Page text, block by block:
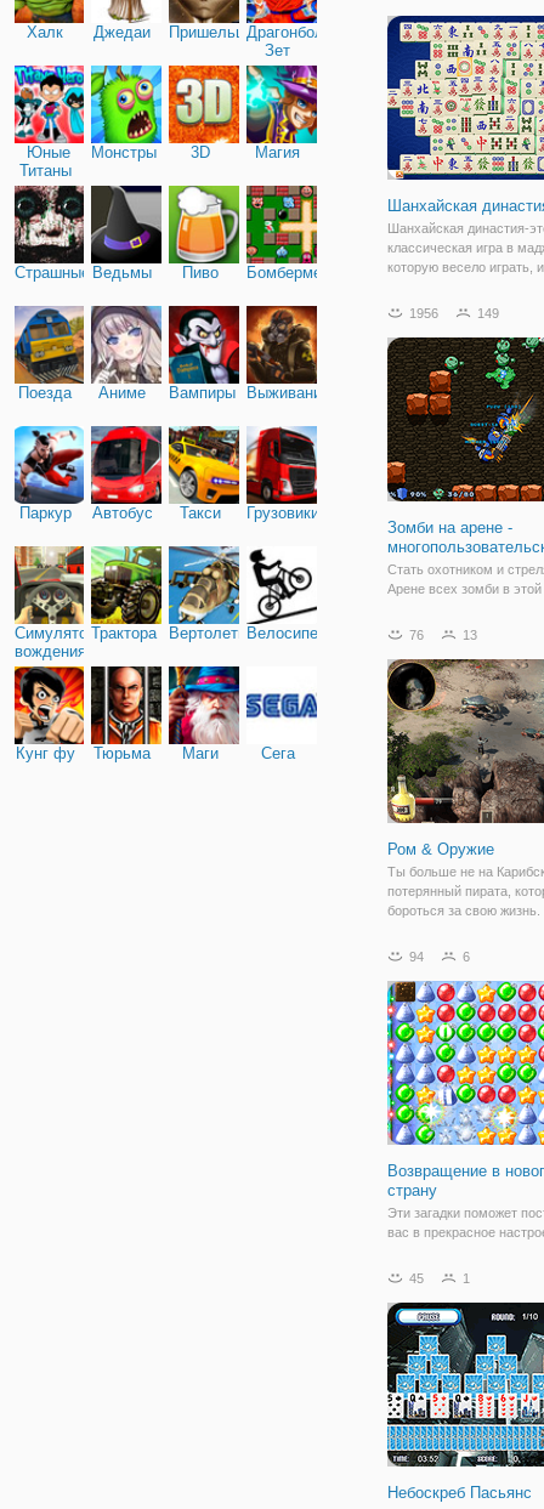
Халк Джедаи ПришельцыДрагонболл
Зет
Юные
Титаны
Монстры 3D Магия
Страшные Ведьмы Пиво Бомбермен
Поезда Аниме Вампиры Выживание
Паркур Автобус Такси Грузовики
Симулятор
вождения
Трактора ВертолетыВелосипед
Кунг фу Тюрьма Маги Сега
Шанхайская
Шанхайская династия-
классическая игра в
которую весело играть,
детская версия.
свободные плитки.
чувствуете, что
1956 149
Зомби на арене -
Стать охотником и
Арене всех зомби в
не будете воевать в
уничтожить всех
К сожалению, слишком
них
76 13
Ром & Оружие
Ты больше не на
потерянный пирата,
бороться за свою
против какой-то
сокровища и защищать
жизнь
94 6
Возвращение в
страну
Эти загадки поможет
вас в прекрасное
45
1
Небоскреб Пасьянс